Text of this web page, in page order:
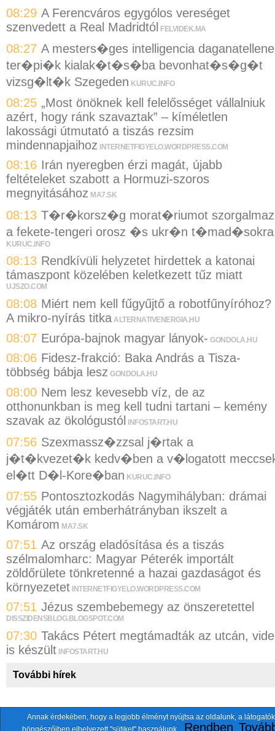
08:29 A Ferencváros egygólos vereséget
szenvedett a Real Madridtól FELVIDEK.MA
08:27 A mesters�ges intelligencia
ter�pi�k kialak�t�s�ba bevonhat�s�g�t
vizsg�lt�k Szegeden KURUC.INFO
08:25 „Most önöknek kell felelősséget vállalniuk
azért, hogy ránk szavaztak” – kíméletlen
lakossági útmutató a tiszás rezsim
mindennapjaihoz INTERNETFIGYELO.WORDPRESS.COM
08:16 Irán nyeregben érzi magát, újabb
feltételeket szabott a Hormuzi-szoros
megnyitásához MA7.SK
08:13 T�r�korsz�g morat�riumot szorgalmaz
a fekete-tengeri orosz �s ukr�n t�mad�sokra
KURUC.INFO
08:13 Rendkívüli helyzetet hirdettek a katonai
támaszpont közelében keletkezett tűz miatt
UJSZO.COM
08:08 Miért nem kell fűgyűjtő a robotfűnyíróhoz?
A mikro-nyírás titka ALTERNATIVENERGIA.HU
08:07 Európa-bajnok magyar lányok- GONDOLA.HU
08:06 Fidesz-frakció: Baka András a Tisza-
többség bábja lesz GONDOLA.HU
08:00 Nem lesz kevesebb víz, de az
otthonunkban is meg kell tudni tartani – kemény
szavak az ökológustól INFOSTART.HU
07:56 Szexmassz�zzsal j�rtak a
j�t�kvezet�k kedv�ben a v�logatott
el�tt D�l-Kore�ban KURUC.INFO
07:55 Pontosztozkodás Nagymihályban: drámai
végjáték után emberhátrányban ikszelt a
Komárom MA7.SK
07:51 Az ország eladósítása és a tiszás
szélmalomharc: Magyar Péterék importált
zöldőrülete tönkretenné a hazai gazdaságot és
környezetet INTERNETFIGYELO.WORDPRESS.COM
07:51 Jézus szembebemegy az önszeretettel
DISSZIDENSBLOG.BLOGSPOT.COM
07:30 Takács Pétert megtámadták az utcán,
is készült INFOSTART.HU
További hírek
A fentiekkel együtt összesen118 oldaltszemlézünk.
Annak érdekében, hogy a legjobb élményt nyújtsa az oldalunk, a látogatók
böngészőiben elhelyezett "sütiket" használunk.
Rendben